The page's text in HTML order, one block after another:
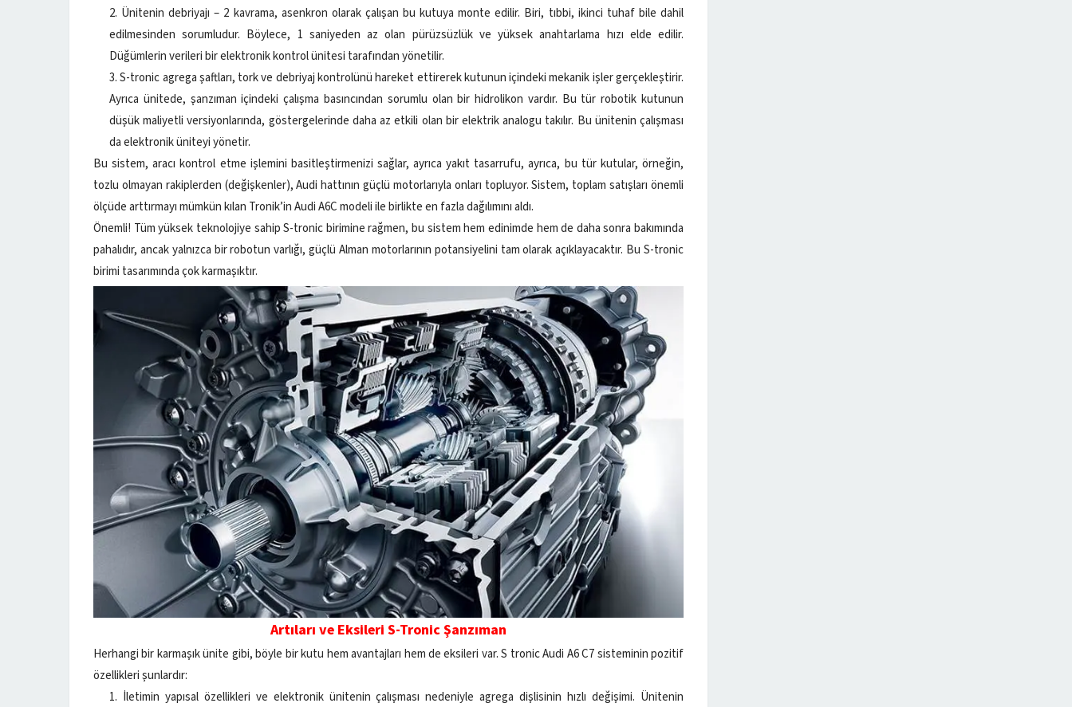
Ünitenin debriyajı – 2 kavrama, asenkron olarak çalışan bu kutuya monte edilir. Biri, tıbbi, ikinci tuhaf bile dahil
edilmesinden sorumludur. Böylece, 1 saniyeden az olan pürüzsüzlük ve yüksek anahtarlama hızı elde edilir.
Düğümlerin verileri bir elektronik kontrol ünitesi tarafından yönetilir.
S-tronic agrega şaftları, tork ve debriyaj kontrolünü hareket ettirerek kutunun içindeki mekanik işler gerçekleştirir.
Ayrıca ünitede, şanzıman içindeki çalışma basıncından sorumlu olan bir hidrolikon vardır. Bu tür robotik kutunun
düşük maliyetli versiyonlarında, göstergelerinde daha az etkili olan bir elektrik analogu takılır. Bu ünitenin çalışması
da elektronik üniteyi yönetir.
Bu sistem, aracı kontrol etme işlemini basitleştirmenizi sağlar, ayrıca yakıt tasarrufu, ayrıca, bu tür kutular, örneğin,
tozlu olmayan rakiplerden (değişkenler), Audi hattının güçlü motorlarıyla onları topluyor. Sistem, toplam satışları önemli
ölçüde arttırmayı mümkün kılan Tronik’in Audi A6C modeli ile birlikte en fazla dağılımını aldı.
Önemli! Tüm yüksek teknolojiye sahip S-tronic birimine rağmen, bu sistem hem edinimde hem de daha sonra bakımında
pahalıdır, ancak yalnızca bir robotun varlığı, güçlü Alman motorlarının potansiyelini tam olarak açıklayacaktır. Bu S-tronic
birimi tasarımında çok karmaşıktır.
Artıları ve Eksileri S-Tronic Şanzıman
Herhangi bir karmaşık ünite gibi, böyle bir kutu hem avantajları hem de eksileri var. S tronic Audi A6 C7 sisteminin pozitif
özellikleri şunlardır:
İletimin yapısal özellikleri ve elektronik ünitenin çalışması nedeniyle agrega dişlisinin hızlı değişimi. Ünitenin